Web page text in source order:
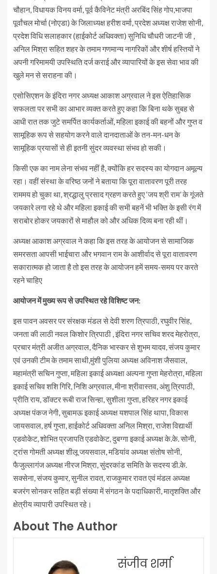
चौहान, विधायक विनय वर्मा, पूर्व कैविनेट मंत्री अरबिंद सिंह गोप,भाजपा
पूर्वांचल मोर्चा (नोएडा) के जिलाध्यक्ष हरीश वर्मा, प्रदेश अध्यक्ष राजेश सोनी,
प्रदेश विधि सलाहकार (हाईकोर्ट अधिवक्ता) सुनिधि चौधरी जाटनी जी ,
अनिल मिश्रा सहित शहर के तमाम गणमान्य नागरिकों और शीर्ष हस्तियों ने
अपनी गरिमामयी उपस्थिति दर्ज कराई और व्यापारियों के इस सेवा भाव की
खुले मन से सराहना की।
एसोसिएशन के इंदिरा नगर अध्यक्ष आकाश अग्रवाल ने इस ऐतिहासिक
सफलता पर सभी का आभार व्यक्त करते हुए कहा कि बिना थके सुबह से
आधी रात तक जुटे समर्पित कार्यकर्ताओं, महिला इकाई की बहनों और गुप्त व
सामूहिक रूप से सहयोग करने वाले दानदाताओं के तन-मन-धन के
सामूहिक प्रयासों से ही इतनी सुंदर व्यवस्था संभव हो सकी।
किसी एक का नाम लेना संभव नहीं है, क्योंकि हर सदस्य का योगदान अमूल्य
रहा। वहीं संस्था के वरिष्ठ जनों ने बताया कि पूरा वातावरण पूरी तरह
राममय हो चुका था, श्रद्धालु प्रसाद ग्रहण करते हुए ‘जय श्री राम’ के गूंजते
जयकारे लगा रहे थे और महिला इकाई की सभी बहनें भी भक्ति के इसी रंग में
सराबोर होकर जयकारों से माहौल को और अधिक दिव्य बना रही थीं।
अध्यक्ष आकाश अग्रवाल ने कहा कि इस तरह के आयोजन से सामाजिक
समरसता आपसी भाईचारा और भगवान राम के आशीर्वाद से पूरा वातावरण
सकारात्मक हो जाता है तो इस तरह के आयोजन हमें समय-समय पर करते
रहने चाहिए
आयोजन में मुख्य रूप से उपस्थित रहे विशिष्ट जन:
इस पावन अवसर पर संरक्षक मंडल से देवी शरण त्रिपाठी, रघुवीर सिंह,
जनता की लाठी नवल किशोर त्रिपाठी , इंदिरा नगर सचिव शरद मेहरोत्रा,
प्रचार मंत्री अजीत अग्रवाल, दैनिक भास्कर से शुभम यादव, संजय कुमार
एवं उनकी टीम के तमाम साथी,मुंशी पुलिया अध्यक्ष अविनाश जैसवाल,
महामंत्री सचिन गुप्ता, महिला इकाई अध्यक्षा अल्पना गुप्ता मेहरोत्रा, महिला
इकाई सचिव शशि गिरि, निशि अग्रवाल, मीना श्रीवास्तव, अंशु त्रिपाठी,
प्रीति राय, डॉक्टर रूबी राज सिन्हा, सुशीला गुप्ता, हरिहर नगर इकाई
अध्यक्ष पंकज नेगी, सुबामऊ इकाई अध्यक्ष यशपाल सिंह थापा, विकास
जायसवाल, हर्ष गुप्ता, हाईकोर्ट अधिवक्ता अनिल मिश्रा, राजेश विद्यार्थी
एडवोकेट, शोभित प्रजापति एडवोकेट, दुबग्गा इकाई अध्यक्ष के.के. सोनी,
ट्रांस गोमती अध्यक्ष शीलू जयसवाल, मडियांव अध्यक्ष संतोष सोनी,
फैजुल्लागंज अध्यक्ष नीरज मिश्रा, सुंदरकांड समिति के सदस्य डी.के.
सक्सेना, संजय कुमार, सुनील रावत, राजकुमार रावत एवं मंडल अध्यक्ष
बजरंग सोनकर सहित बड़ी संख्या में संगठन के पदाधिकारी, मातृशक्ति और
क्षेत्रीय व्यापारी उपस्थित रहे।
About The Author
संजीव शर्मा